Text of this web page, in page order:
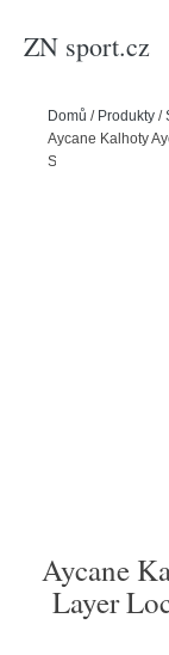
ZN sport.cz
Domů / Produkty /
Aycane Kalhoty
Senior, černá, L
Aycane
Layer